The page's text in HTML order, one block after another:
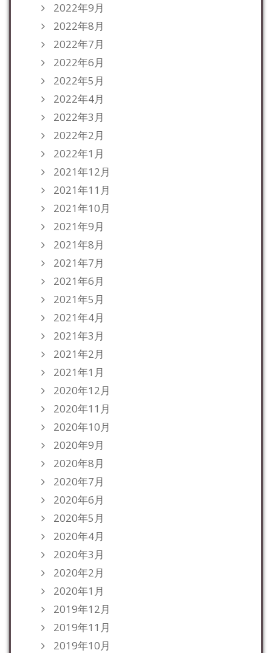
2022年9月
2022年8月
2022年7月
2022年6月
2022年5月
2022年4月
2022年3月
2022年2月
2022年1月
2021年12月
2021年11月
2021年10月
2021年9月
2021年8月
2021年7月
2021年6月
2021年5月
2021年4月
2021年3月
2021年2月
2021年1月
2020年12月
2020年11月
2020年10月
2020年9月
2020年8月
2020年7月
2020年6月
2020年5月
2020年4月
2020年3月
2020年2月
2020年1月
2019年12月
2019年11月
2019年10月